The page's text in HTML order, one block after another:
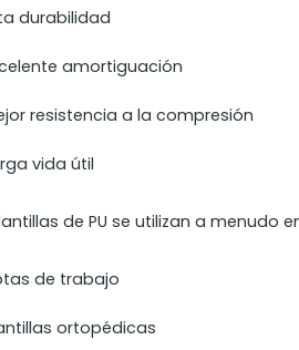
durabilidad
amortiguación
resistencia a la compresión
vida útil
de PU se utilizan a menudo
de trabajo
ortopédicas